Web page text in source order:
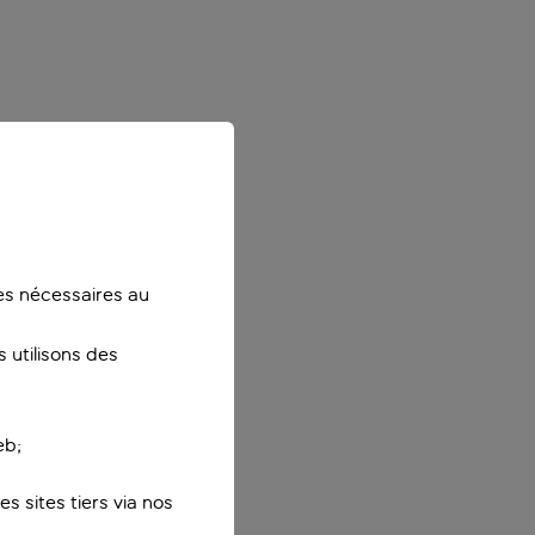
nécessaires au
utilisons des
sites tiers via nos